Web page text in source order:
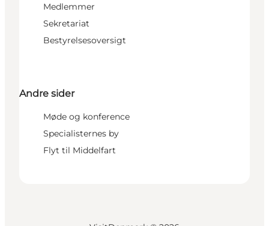
Medlemmer
Sekretariat
Bestyrelsesoversigt
Andre sider
Møde og konference
Specialisternes by
Flyt til Middelfart